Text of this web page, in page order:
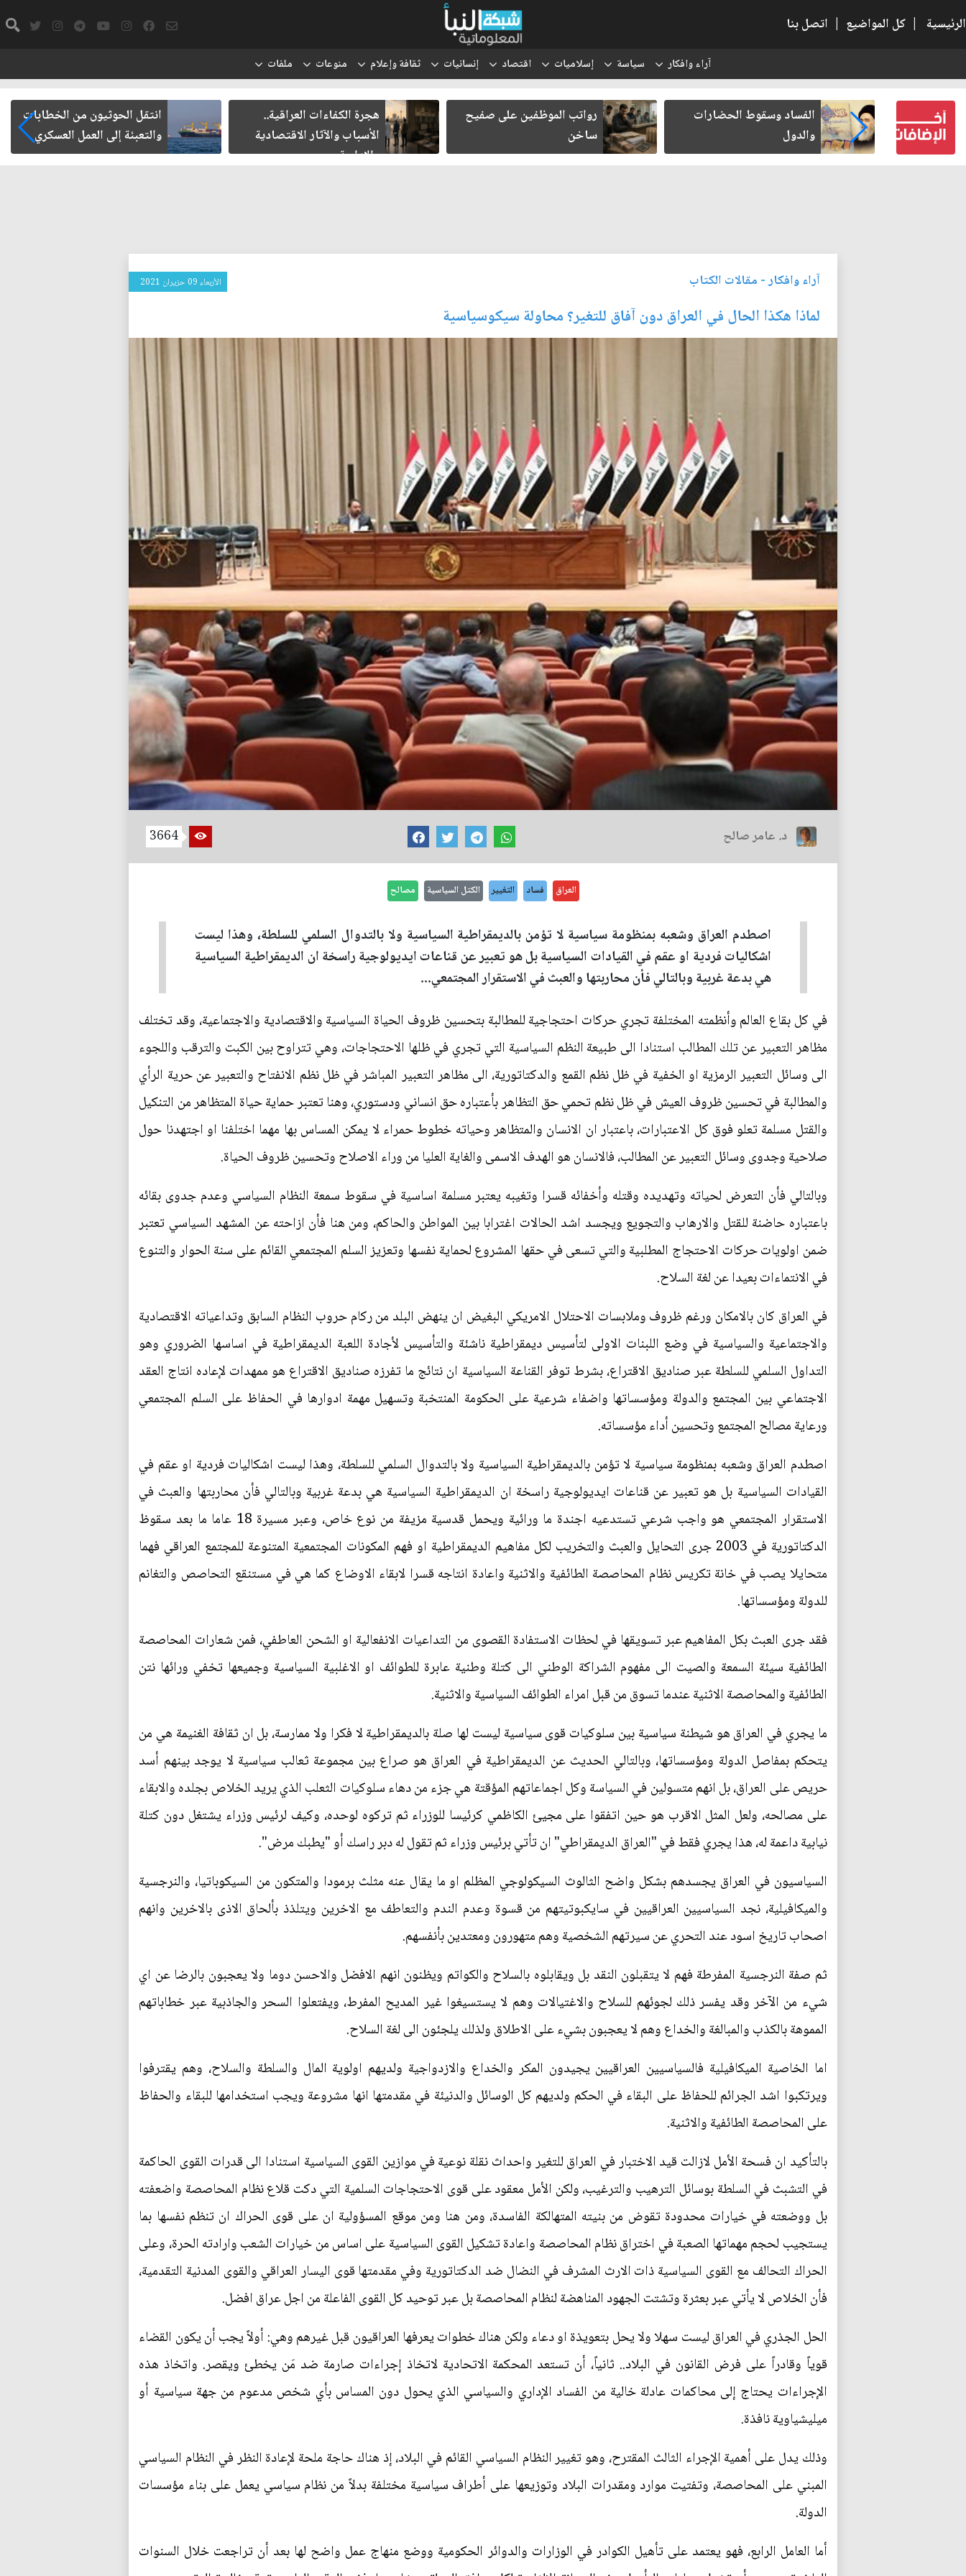
الرئيسية | كل المواضيع | اتصل بنا
آراء وافكار سياسة إسلاميات اقتصاد إنسانيات ثقافة وإعلام منوعات ملفات
كتب لنفسه
الفساد وسقوط الحضارات
والدول
رواتب الموظفين على صفيح
ساخن
هجرة الكفاءات العراقية..
الأسباب والآثار الاقتصادية
والإدارية
انتقل الحوثيون من الخطابات
والتعبئة إلى العمل العسكري
آراء وافكار- مقالات الكتاب الأربعاء 09 حزيران 2021
لماذا هكذا الحال في العراق دون آفاق للتغير؟ محاولة سيكوسياسية
د. عامر صالح 3664
العراق فساد التغيير الكتل السياسية مصالح
اصطدم العراق وشعبه بمنظومة سياسية لا تؤمن بالديمقراطية السياسية ولا بالتدوال السلمي للسلطة، وهذا ليست
اشكاليات فردية او عقم في القيادات السياسية بل هو تعبير عن قناعات ايديولوجية راسخة ان الديمقراطية السياسية
هي بدعة غربية وبالتالي فأن محاربتها والعبث في الاستقرار المجتمعي...
في كل بقاع العالم وأنظمته المختلفة تجري حركات احتجاجية للمطالبة بتحسين ظروف الحياة السياسية والاقتصادية والاجتماعية، وقد تختلف
مظاهر التعبير عن تلك المطالب استنادا الى طبيعة النظم السياسية التي تجري في ظلها الاحتجاجات، وهي تتراوح بين الكبت والترقب واللجوء
الى وسائل التعبير الرمزية او الخفية في ظل نظم القمع والدكتاتورية، الى مظاهر التعبير المباشر في ظل نظم الانفتاح والتعبير عن حرية الرأي
والمطالبة في تحسين ظروف العيش في ظل نظم تحمي حق التظاهر بأعتباره حق انساني ودستوري، وهنا تعتبر حماية حياة المتظاهر من التنكيل
والقتل مسلمة تعلو فوق كل الاعتبارات، باعتبار ان الانسان والمتظاهر وحياته خطوط حمراء لا يمكن المساس بها مهما اختلفنا او اجتهدنا حول
صلاحية وجدوى وسائل التعبير عن المطالب، فالانسان هو الهدف الاسمى والغاية العليا من وراء الاصلاح وتحسين ظروف الحياة.
وبالتالي فأن التعرض لحياته وتهديده وقتله وأخفائه قسرا وتغيبه يعتبر مسلمة اساسية في سقوط سمعة النظام السياسي وعدم جدوى بقائه
باعتباره حاضنة للقتل والارهاب والتجويع ويجسد اشد الحالات اغترابا بين المواطن والحاكم، ومن هنا فأن ازاحته عن المشهد السياسي تعتبر
ضمن اولويات حركات الاحتجاج المطلبية والتي تسعى في حقها المشروع لحماية نفسها وتعزيز السلم المجتمعي القائم على سنة الحوار والتنوع
في الانتماءات بعيدا عن لغة السلاح.
في العراق كان بالامكان ورغم ظروف وملابسات الاحتلال الامريكي البغيض ان ينهض البلد من ركام حروب النظام السابق وتداعياته الاقتصادية
والاجتماعية والسياسية في وضع اللبنات الاولى لتأسيس ديمقراطية ناشئة والتأسيس لأجادة اللعبة الديمقراطية في اساسها الضروري وهو
التداول السلمي للسلطة عبر صناديق الاقتراع، بشرط توفر القناعة السياسية ان نتائج ما تفرزه صناديق الاقتراع هو ممهدات لإعاده انتاج العقد
الاجتماعي بين المجتمع والدولة ومؤسساتها واضفاء شرعية على الحكومة المنتخبة وتسهيل مهمة ادوارها في الحفاظ على السلم المجتمعي
ورعاية مصالح المجتمع وتحسين أداء مؤسساته.
اصطدم العراق وشعبه بمنظومة سياسية لا تؤمن بالديمقراطية السياسية ولا بالتدوال السلمي للسلطة، وهذا ليست اشكاليات فردية او عقم في
القيادات السياسية بل هو تعبير عن قناعات ايديولوجية راسخة ان الديمقراطية السياسية هي بدعة غربية وبالتالي فأن محاربتها والعبث في
الاستقرار المجتمعي هو واجب شرعي تستدعيه اجندة ما ورائية ويحمل قدسية مزيفة من نوع خاص، وعبر مسيرة 18 عاما ما بعد سقوظ
الدكتاتورية في 2003 جرى التحايل والعبث والتخريب لكل مفاهيم الديمقراطية او فهم المكونات المجتمعية المتنوعة للمجتمع العراقي فهما
متحايلا يصب في خانة تكريس نظام المحاصصة الطائفية والاثنية واعادة انتاجه قسرا لابقاء الاوضاع كما هي في مستنقع التحاصص والتغانم
للدولة ومؤسساتها.
فقد جرى العبث بكل المفاهيم عبر تسويقها في لحظات الاستفادة القصوى من التداعيات الانفعالية او الشحن العاطفي، فمن شعارات المحاصصة
الطائفية سيئة السمعة والصيت الى مفهوم الشراكة الوطني الى كتلة وطنية عابرة للطوائف او الاغلبية السياسية وجميعها تخفي ورائها نتن
الطائفية والمحاصصة الاثنية عندما تسوق من قبل امراء الطوائف السياسية والاثنية.
ما يجري في العراق هو شيطنة سياسية بين سلوكيات قوى سياسية ليست لها صلة بالديمقراطية لا فكرا ولا ممارسة، بل ان ثقافة الغنيمة هي من
يتحكم بمفاصل الدولة ومؤسساتها، وبالتالي الحديث عن الديمقراطية في العراق هو صراع بين مجموعة ثعالب سياسية لا يوجد بينهم أسد
حريص على العراق، بل انهم متسولين في السياسة وكل اجماعاتهم المؤقتة هي جزء من دهاء سلوكيات الثعلب الذي يريد الخلاص بجلده والابقاء
على مصالحه، ولعل المثل الاقرب هو حين اتفقوا على مجيئ الكاظمي كرئيسا للوزراء ثم تركوه لوحده، وكيف لرئيس وزراء يشتغل دون كتلة
نيابية داعمة له، هذا يجري فقط في "العراق الديمقراطي" ان تأتي برئيس وزراء ثم تقول له دبر راسك أو "يطبك مرض".
السياسيون في العراق يجسدهم بشكل واضح الثالوث السيكولوجي المظلم او ما يقال عنه مثلث برمودا والمتكون من السيكوباتيا، والنرجسية
والميكافيلية، نجد السياسيين العراقيين في سايكبوتيتهم من قسوة وعدم الندم والتعاطف مع الاخرين ويتلذذ بألحاق الاذى بالاخرين وانهم
اصحاب تاريخ اسود عند التحري عن سيرتهم الشخصية وهم متهورون ومعتدين بأنفسهم.
ثم صفة النرجسية المفرطة فهم لا يتقبلون النقد بل ويقابلوه بالسلاح والكواتم ويظنون انهم الافضل والاحسن دوما ولا يعجبون بالرضا عن اي
شيء من الآخر وقد يفسر ذلك لجوئهم للسلاح والاغتيالات وهم لا يستسيغوا غير المديح المفرط، ويفتعلوا السحر والجاذبية عبر خطاباتهم
المموهة بالكذب والمبالغة والخداع وهم لا يعجبون بشيء على الاطلاق ولذلك يلجئون الى لغة السلاح.
اما الخاصية الميكافيلية فالسياسيين العراقيين يجيدون المكر والخداع والازدواجية ولديهم اولوية المال والسلطة والسلاح، وهم يقترفوا
ويرتكبوا اشد الجرائم للحفاظ على البقاء في الحكم ولديهم كل الوسائل والدنيئة في مقدمتها انها مشروعة ويجب استخدامها للبقاء والحفاظ
على المحاصصة الطائفية والاثنية.
بالتأكيد ان فسحة الأمل لازالت قيد الاختبار في العراق للتغير واحداث نقلة نوعية في موازين القوى السياسية استنادا الى قدرات القوى الحاكمة
في التشبث في السلطة بوسائل الترهيب والترغيب، ولكن الأمل معقود على قوى الاحتجاجات السلمية التي دكت قلاع نظام المحاصصة واضعفته
بل ووضعته في خيارات محدودة تقوض من بنيته المتهالكة الفاسدة، ومن هنا ومن موقع المسؤولية ان على قوى الحراك ان تنظم نفسها بما
يستجيب لحجم مهماتها الصعبة في اختراق نظام المحاصصة واعادة تشكيل القوى السياسية على اساس من خيارات الشعب وارادته الحرة، وعلى
الحراك التحالف مع القوى السياسية ذات الارث المشرف في النضال ضد الدكتاتورية وفي مقدمتها قوى اليسار العراقي والقوى المدنية التقدمية،
فأن الخلاص لا يأتي عبر بعثرة وتشتت الجهود المناهضة لنظام المحاصصة بل عبر توحيد كل القوى الفاعلة من اجل عراق افضل.
الحل الجذري في العراق ليست سهلا ولا يحل بتعويذة او دعاء ولكن هناك خطوات يعرفها العراقيون قبل غيرهم وهي: أولاً يجب أن يكون القضاء
قوياً وقادراً على فرض القانون في البلاد.. ثانياً، أن تستعد المحكمة الاتحادية لاتخاذ إجراءات صارمة ضد مَن يخطئ ويقصر. واتخاذ هذه
الإجراءات يحتاج إلى محاكمات عادلة خالية من الفساد الإداري والسياسي الذي يحول دون المساس بأي شخص مدعوم من جهة سياسية أو
ميليشياوية نافذة.
وذلك يدل على أهمية الإجراء الثالث المقترح، وهو تغيير النظام السياسي القائم في البلاد، إذ هناك حاجة ملحة لإعادة النظر في النظام السياسي
المبني على المحاصصة، وتفتيت موارد ومقدرات البلاد وتوزيعها على أطراف سياسية مختلفة بدلاً من نظام سياسي يعمل على بناء مؤسسات
الدولة.
أما العامل الرابع، فهو يعتمد على تأهيل الكوادر في الوزارات والدوائر الحكومية ووضع منهاج عمل واضح لها بعد أن تراجعت خلال السنوات